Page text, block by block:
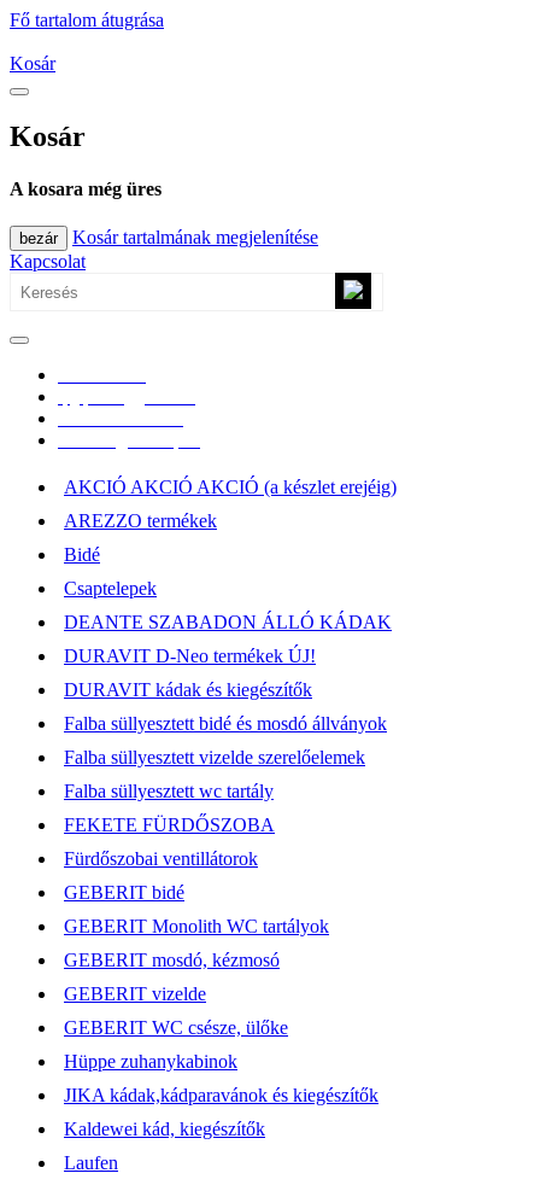
Fő tartalom átugrása
Kosár
Kosár
A kosara még üres
bezár
Kosár tartalmának megjelenítése
Kapcsolat
AKCIÓ AKCIÓ AKCIÓ (a készlet erejéig)
AREZZO termékek
Bidé
Csaptelepek
DEANTE SZABADON ÁLLÓ KÁDAK
DURAVIT D-Neo termékek ÚJ!
DURAVIT kádak és kiegészítők
Falba süllyesztett bidé és mosdó állványok
Falba süllyesztett vizelde szerelőelemek
Falba süllyesztett wc tartály
FEKETE FÜRDŐSZOBA
Fürdőszobai ventillátorok
GEBERIT bidé
GEBERIT Monolith WC tartályok
GEBERIT mosdó, kézmosó
GEBERIT vizelde
GEBERIT WC csésze, ülőke
Hüppe zuhanykabinok
JIKA kádak,kádparavánok és kiegészítők
Kaldewei kád, kiegészítők
Laufen